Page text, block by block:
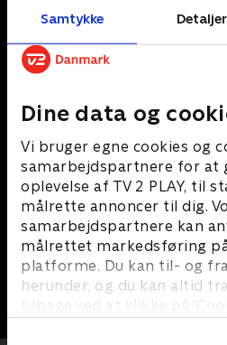
Samtykke Detaljer
Dine data og
Vi bruger egne cookies og
samarbejdspartnere for at
oplevelse af TV 2 PLAY, til
målrette annoncer til dig.
samarbejdspartnere kan
målrettet markedsføring
platforme. Du kan til- og
herunder, og du kan altid
tilbage ved at klikke på
Cole og Scotty bliver fulgt af
en tragedie
af
Andre så også
Nepobaby